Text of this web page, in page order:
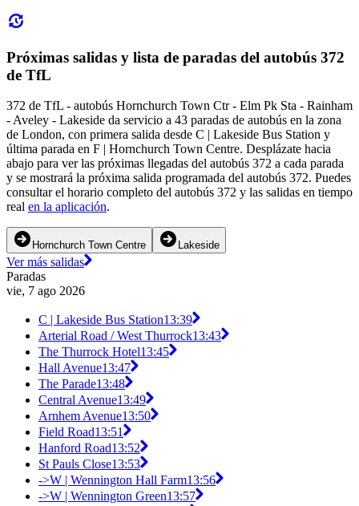
Próximas salidas y lista de paradas del autobús 372
de TfL
372 de TfL - autobús Hornchurch Town Ctr - Elm Pk Sta - Rainham
- Aveley - Lakeside da servicio a 43 paradas de autobús en la zona
de London, con primera salida desde C | Lakeside Bus Station y
última parada en F | Hornchurch Town Centre. Desplázate hacia
abajo para ver las próximas llegadas del autobús 372 a cada parada
y se mostrará la próxima salida programada del autobús 372. Puedes
consultar el horario completo del autobús 372 y las salidas en tiempo
real en la aplicación.
Hornchurch Town Centre Lakeside
Ver más salidas
Paradas
vie, 7 ago 2026
C | Lakeside Bus Station13:39
Arterial Road / West Thurrock13:43
The Thurrock Hotel13:45
Hall Avenue13:47
The Parade13:48
Central Avenue13:49
Arnhem Avenue13:50
Field Road13:51
Hanford Road13:52
St Pauls Close13:53
->W | Wennington Hall Farm13:56
->W | Wennington Green13:57